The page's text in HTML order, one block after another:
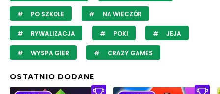
PO SZKOLE NA WIECZÓR
RYWALIZACJA POKI JEJA
WYSPA GIER CRAZY GAMES
OSTATNIO DODANE